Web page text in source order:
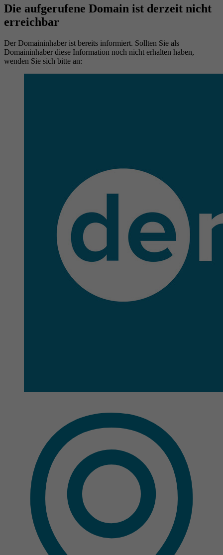
Die aufgerufene Domain ist derzeit nicht
erreichbar
Der Domaininhaber ist bereits informiert. Sollten Sie als
Domaininhaber diese Information noch nicht erhalten haben,
wenden Sie sich bitte an: